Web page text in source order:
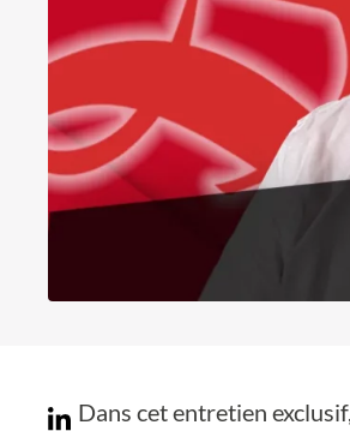
Dans cet entretien exclusif,